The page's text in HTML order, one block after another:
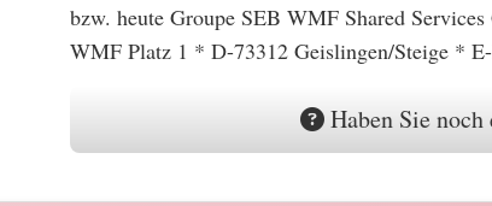
bzw. heute Groupe SEB WMF Shared
WMF Platz 1 * D-73312 Geislingen/Steige *
Haben Sie